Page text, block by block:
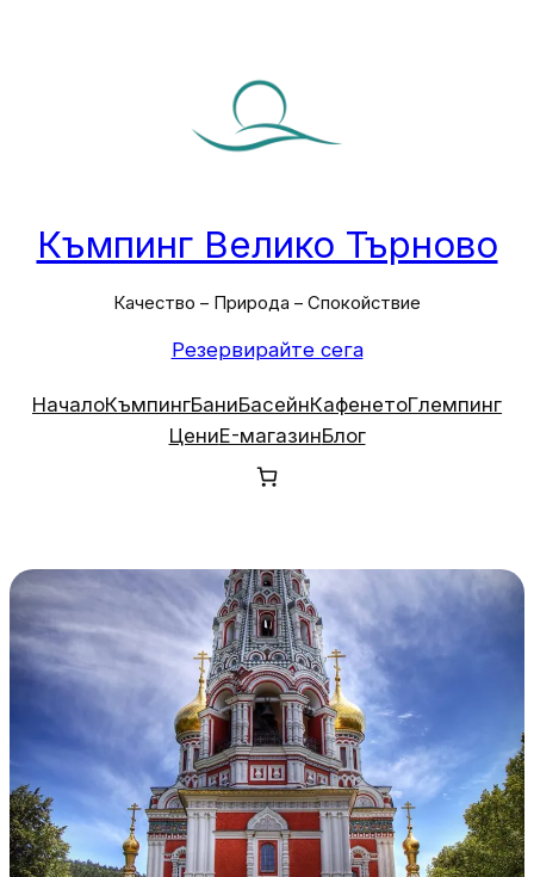
Къмпинг Велико Търново
Качество – Природа – Спокойствие
Резервирайте сега
НачалоКъмпингБаниБасейнКафенетоГлемпинг
ЦениE-магазинБлог